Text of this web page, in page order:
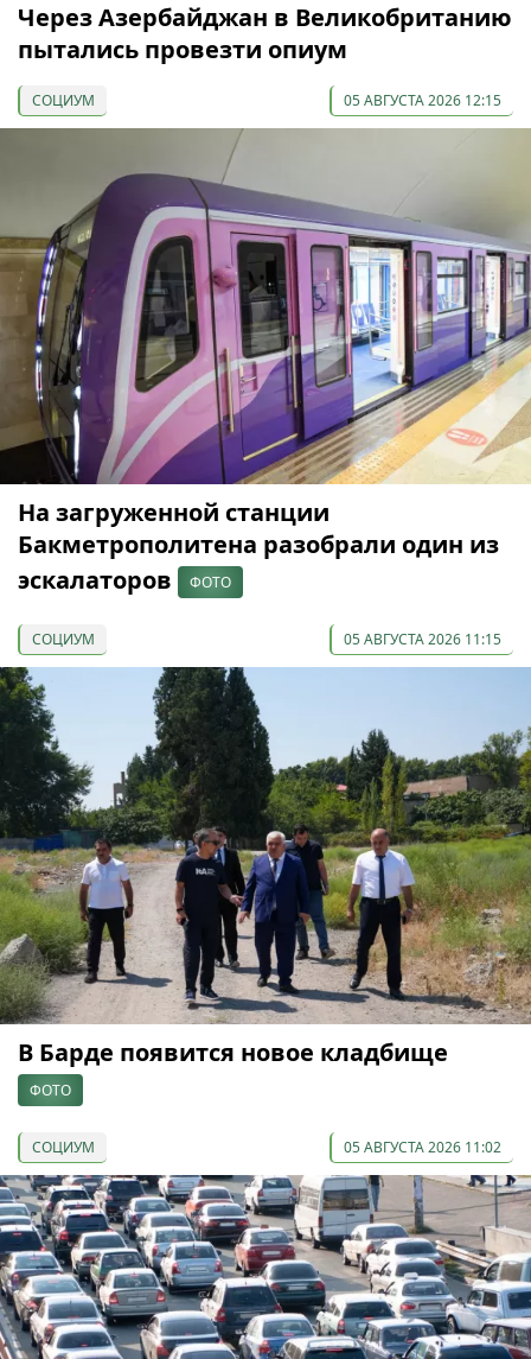
Через Азербайджан в Великобританию
пытались провезти опиум
СОЦИУМ 05 АВГУСТА 2026 12:15
На загруженной станции
Бакметрополитена разобрали один из
эскалаторов
ФОТО
СОЦИУМ 05 АВГУСТА 2026 11:15
В Барде появится новое кладбище
ФОТО
СОЦИУМ 05 АВГУСТА 2026 11:02